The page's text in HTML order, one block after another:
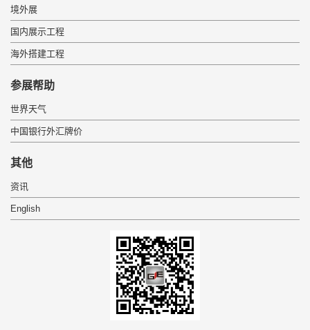
境外展
国内展示工程
海外搭建工程
参展帮助
世界天气
中国银行外汇牌价
其他
资讯
English